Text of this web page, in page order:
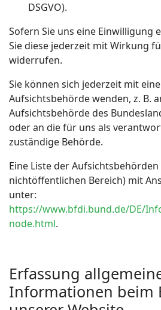
DSGVO).
Sofern Sie uns eine Einwilligung
Sie diese jederzeit mit Wirkung
widerrufen.
Sie können sich jederzeit mit
Aufsichtsbehörde wenden, z. B.
Aufsichtsbehörde des
oder an die für uns als
zuständige Behörde.
Eine Liste der
nichtöffentlichen Bereich) mit
unter:
https://www.bfdi.bund.de/DE/
node.html.
Erfassung
Informationen beim